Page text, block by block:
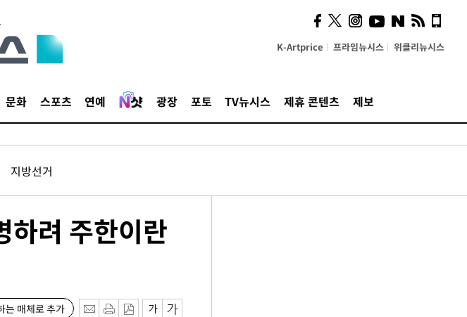
K-Artprice 프라임뉴시스 위클리뉴시스
문화 스포츠 연예 광장 포토 TV뉴시스 제휴 콘텐츠 제보
지방선거
려 주한이란
는 매체로 추가